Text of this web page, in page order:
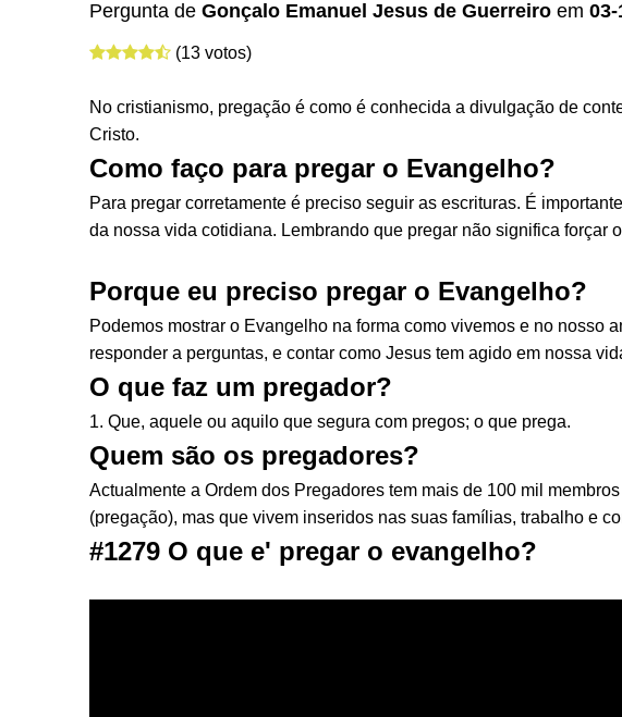
Pergunta de Gonçalo Emanuel Jesus de Guerreiro em 03-
(13 votos)
No cristianismo, pregação é como é conhecida a divulgação de
Cristo.
Como faço para pregar o Evangelho?
Para pregar corretamente é preciso seguir as escrituras. É
da nossa vida cotidiana. Lembrando que pregar não significa
Porque eu preciso pregar o Evangelho?
Podemos mostrar o Evangelho na forma como vivemos e no nosso
responder a perguntas, e contar como Jesus tem agido em nossa
O que faz um pregador?
1. Que, aquele ou aquilo que segura com pregos; o que prega.
Quem são os pregadores?
Actualmente a Ordem dos Pregadores tem mais de 100 mil
(pregação), mas que vivem inseridos nas suas famílias, trabalho e
#1279 O que e' pregar o evangelho?